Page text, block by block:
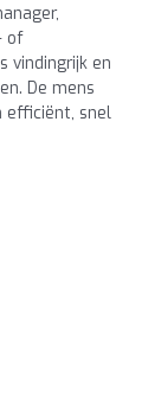
of
vindingrijk en
De mens
efficiënt, snel